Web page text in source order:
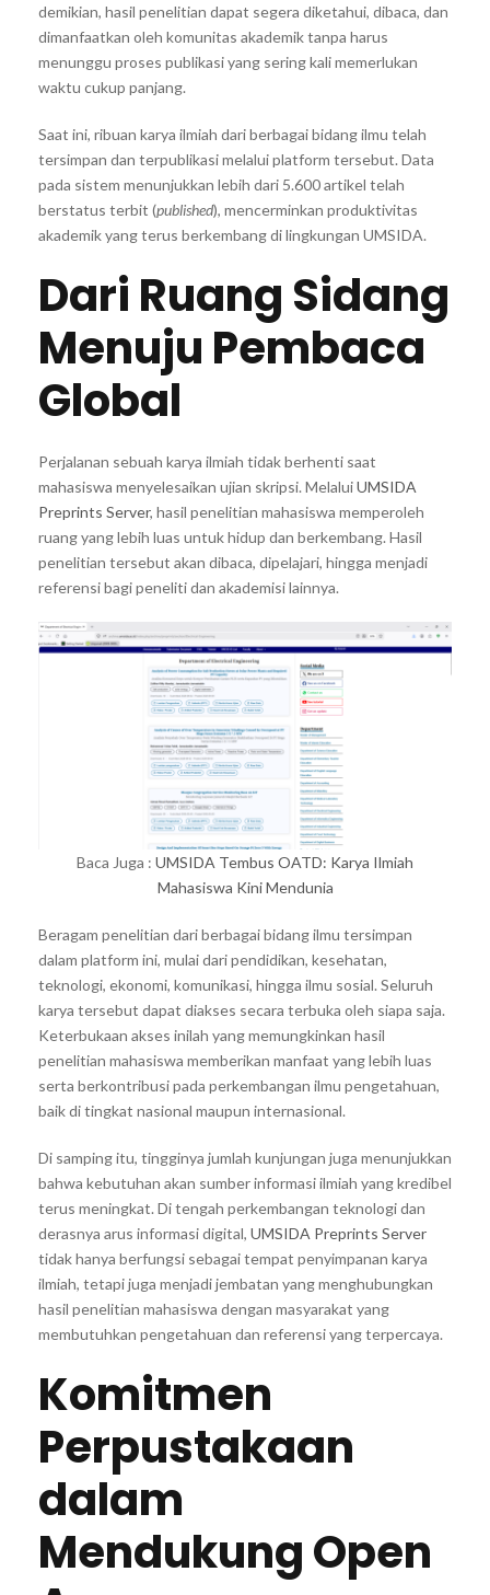
demikian, hasil penelitian dapat segera diketahui, dibaca, dan
dimanfaatkan oleh komunitas akademik tanpa harus
menunggu proses publikasi yang sering kali memerlukan
waktu cukup panjang.
Saat ini, ribuan karya ilmiah dari berbagai bidang ilmu telah
tersimpan dan terpublikasi melalui platform tersebut. Data
pada sistem menunjukkan lebih dari 5.600 artikel telah
berstatus terbit (published), mencerminkan produktivitas
akademik yang terus berkembang di lingkungan UMSIDA.
Dari Ruang Sidang
Menuju Pembaca
Global
Perjalanan sebuah karya ilmiah tidak berhenti saat
mahasiswa menyelesaikan ujian skripsi. MelaluiUMSIDA
Preprints Server, hasil penelitian mahasiswa memperoleh
ruang yang lebih luas untuk hidup dan berkembang. Hasil
penelitian tersebut akan dibaca, dipelajari, hingga menjadi
referensi bagi peneliti dan akademisi lainnya.
Baca Juga : UMSIDA Tembus OATD: Karya Ilmiah
Mahasiswa Kini Mendunia
Beragam penelitian dari berbagai bidang ilmu tersimpan
dalam platform ini, mulai dari pendidikan, kesehatan,
teknologi, ekonomi, komunikasi, hingga ilmu sosial. Seluruh
karya tersebut dapat diakses secara terbuka oleh siapa saja.
Keterbukaan akses inilah yang memungkinkan hasil
penelitian mahasiswa memberikan manfaat yang lebih luas
serta berkontribusi pada perkembangan ilmu pengetahuan,
baik di tingkat nasional maupun internasional.
Di samping itu, tingginya jumlah kunjungan juga menunjukkan
bahwa kebutuhan akan sumber informasi ilmiah yang kredibel
terus meningkat. Di tengah perkembangan teknologi dan
derasnya arus informasi digital, UMSIDA Preprints Server
tidak hanya berfungsi sebagai tempat penyimpanan karya
ilmiah, tetapi juga menjadi jembatan yang menghubungkan
hasil penelitian mahasiswa dengan masyarakat yang
membutuhkan pengetahuan dan referensi yang terpercaya.
Komitmen
Perpustakaan
dalam
Mendukung Open